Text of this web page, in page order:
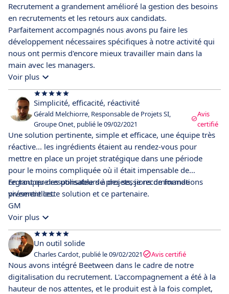
Recrutement a grandement amélioré la gestion des besoins
en recrutements et les retours aux candidats.
Parfaitement accompagnés nous avons pu faire les
développement nécessaires spécifiques à notre activité qui
nous ont permis d'encore mieux travailler main dans la
main avec les managers.
Voir plus
Simplicité, efficacité, réactivité
Gérald Melchiorre, Responsable de Projets SI,
Groupe Onet, publié le 09/02/2021
Avis
certifié
Une solution pertinente, simple et efficace, une équipe très
réactive... les ingrédients étaient au rendez-vous pour
mettre en place un projet stratégique dans une période
pour le moins compliquée où il était impensable de
regrouper des utilisateurs à des sessions de formations
présentielles.
En tant que responsable de projets, je recommande
vivement cette solution et ce partenaire.
GM
Voir plus
Un outil solide
Charles Cardot, publié le 09/02/2021 Avis certifié
Nous avons intégré Beetween dans le cadre de notre
digitalisation du recrutement. L'accompagnement a été à la
hauteur de nos attentes, et le produit est à la fois complet,